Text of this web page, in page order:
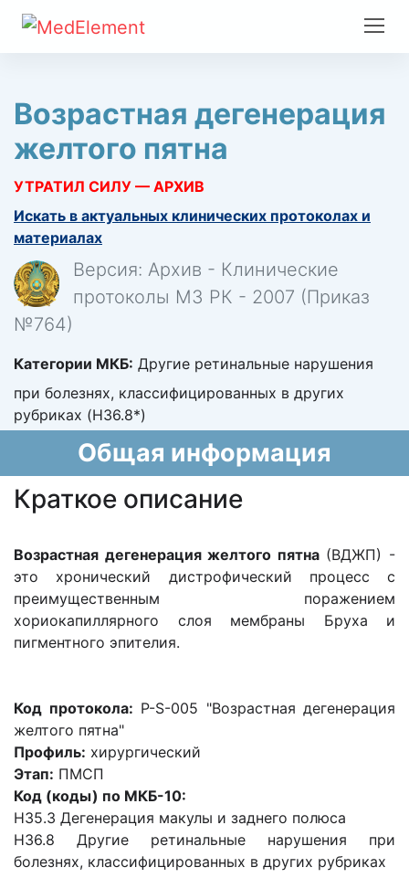
Возрастная дегенерация
желтого пятна
УТРАТИЛ СИЛУ — АРХИВ
Искать в актуальных клинических протоколах и
материалах
Версия: Архив - Клинические
протоколы МЗ РК - 2007 (Приказ
№764)
Категории МКБ: Другие ретинальные нарушения
при болезнях, классифицированных в других
рубриках (H36.8*)
Общая информация
Краткое описание
Возрастная дегенерация желтого пятна(ВДЖП) -
это хронический дистрофический процесс с
преимущественным поражением
хориокапиллярного слоя мембраны Бруха и
пигментного эпителия.
Код протокола: P-S-005 "Возрастная дегенерация
желтого пятна"
Профиль: хирургический
Этап: ПМСП
Код (коды) по МКБ-10:
H35.3 Дегенерация макулы и заднего полюса
H36.8 Другие ретинальные нарушения при
болезнях, классифицированных в других рубриках